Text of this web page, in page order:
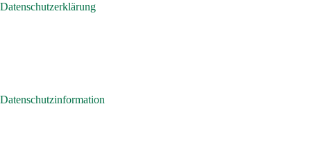
Datenschutzerklärung
Datenschutzinformation